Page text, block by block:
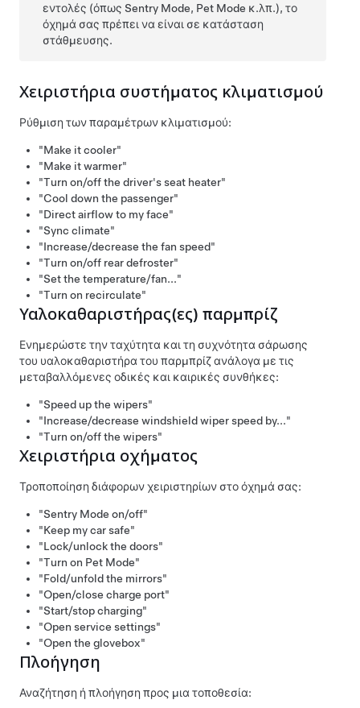
εντολές (όπως Sentry Mode, Pet Mode κ.λπ.), το
όχημά σας πρέπει να είναι σε κατάσταση
στάθμευσης.
Χειριστήρια συστήματος κλιματισμού
Ρύθμιση των παραμέτρων κλιματισμού:
"Make it cooler"
"Make it warmer"
"Turn on/off the driver's seat heater"
"Cool down the passenger"
"Direct airflow to my face"
"Sync climate"
"Increase/decrease the fan speed"
"Turn on/off rear defroster"
"Set the temperature/fan..."
"Turn on recirculate"
Υαλοκαθαριστήρας(ες) παρμπρίζ
Ενημερώστε την ταχύτητα και τη συχνότητα σάρωσης
του υαλοκαθαριστήρα του παρμπρίζ ανάλογα με τις
μεταβαλλόμενες οδικές και καιρικές συνθήκες:
"Speed up the wipers"
"Increase/decrease windshield wiper speed by..."
"Turn on/off the wipers"
Χειριστήρια οχήματος
Τροποποίηση διάφορων χειριστηρίων στο όχημά σας:
"Sentry Mode on/off"
"Keep my car safe"
"Lock/unlock the doors"
"Turn on Pet Mode"
"Fold/unfold the mirrors"
"Open/close charge port"
"Start/stop charging"
"Open service settings"
"Open the glovebox"
Πλοήγηση
Αναζήτηση ή πλοήγηση προς μια τοποθεσία: